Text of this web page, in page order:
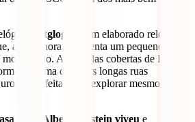
(
Zytglogge
), um elaborado relógio
a cada hora, apresenta um pequeno
movimento. As arcadas cobertas de Berna
uma das mais longas ruas
perfeitas para explorar mesmo em
onde Albert Einstein viveu e